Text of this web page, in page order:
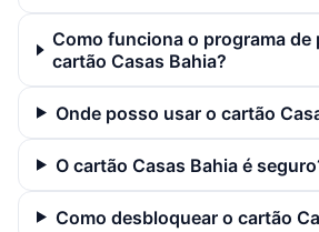
Como funciona o programa de
cartão Casas Bahia?
Onde posso usar o cartão
O cartão Casas Bahia é
Como desbloquear o cartão